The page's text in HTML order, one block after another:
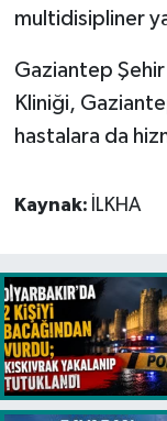
multidisipliner
Gaziantep
Kliniği,
hastalara da
Kaynak: İLKHA